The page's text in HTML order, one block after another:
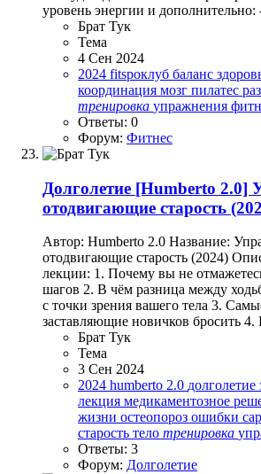
уровень энергии и дополнительно:
Брат Тук
Тема
4 Сен 2024
2024 fitspoклуб баланс
координация мозг пилатес
тренировка упражнения
Ответы: 0
Форум: Фитнес
Долголетие [Humberto 2.0]
отодвигающие старость
Автор: Humberto 2.0 Название:
отодвигающие старость (2024)
лекции: 1. Почему вы не
шагов 2. В чём разница между
с точки зрения вашего тела 3.
заставляющие новичков бросить 4.
Брат Тук
Тема
3 Сен 2024
2024 humberto 2.0 долголетие
лекция медикаментозное
жизни остеопороз ошибки
старость тело тренировка
Ответы: 3
Форум: Долголетие